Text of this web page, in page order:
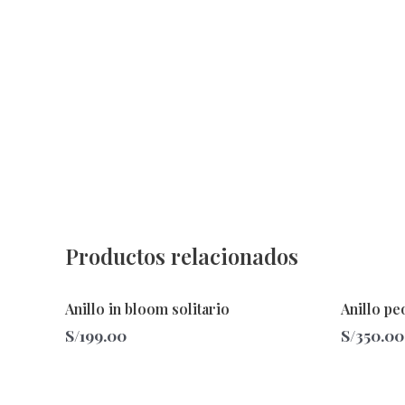
Productos relacionados
Anillo in bloom solitario
S/199.00
producto
tiene
Anillo
S/350.00
producto
tiene